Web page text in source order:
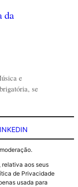
da
e
se
aos seus
de Privacidade
usada para